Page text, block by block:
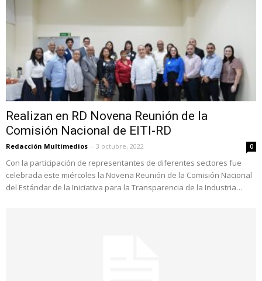
Realizan en RD Novena Reunión de la
Comisión Nacional de EITI-RD
Redacción Multimedios - 3 octubre, 2022 0
Con la participación de representantes de diferentes sectores fue
celebrada este miércoles la Novena Reunión de la Comisión Nacional
del Estándar de la Iniciativa para la Transparencia de la Industria…